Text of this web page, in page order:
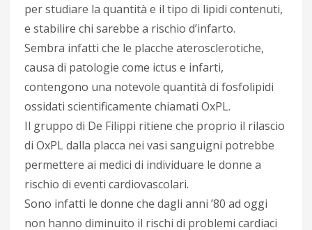
per studiare la quantità e il tipo di lipidi contenuti,
e stabilire chi sarebbe a rischio d’infarto.
Sembra infatti che le placche aterosclerotiche,
causa di patologie come ictus e infarti,
contengono una notevole quantità di fosfolipidi
ossidati scientificamente chiamati OxPL.
Il gruppo di De Filippi ritiene che proprio il rilascio
di OxPL dalla placca nei vasi sanguigni potrebbe
permettere ai medici di individuare le donne a
rischio di eventi cardiovascolari.
Sono infatti le donne che dagli anni ’80 ad oggi
non hanno diminuito il rischi di problemi cardiaci